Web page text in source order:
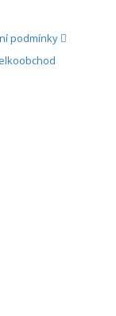
podmínky